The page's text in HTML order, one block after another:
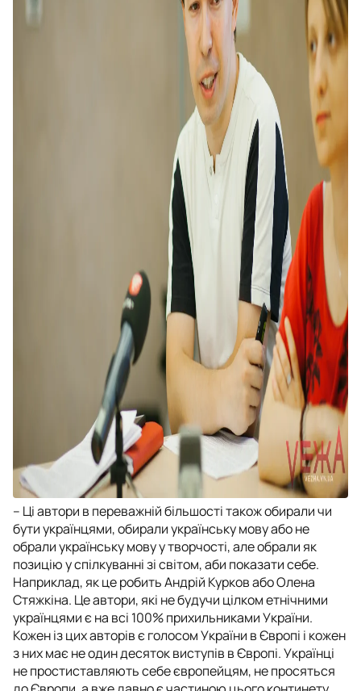
– Ці автори в переважній більшості також обирали чи
бути українцями, обирали українську мову або не
обрали українську мову у творчості, але обрали як
позицію у спілкуванні зі світом, аби показати себе.
Наприклад, як це робить Андрій Курков або Олена
Стяжкіна. Це автори, які не будучи цілком етнічними
українцями є на всі 100% прихильниками України.
Кожен із цих авторів є голосом України в Європі і кожен
з них має не один десяток виступів в Європі. Українці
не простиставляють себе європейцям, не просяться